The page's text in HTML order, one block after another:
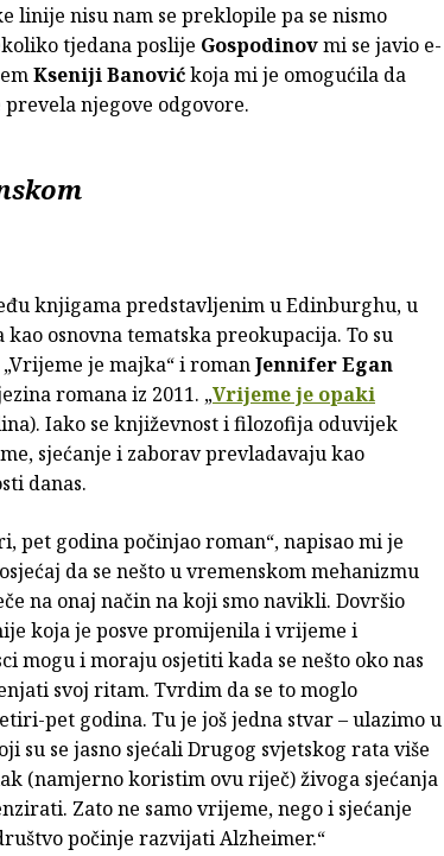
linije nisu nam se preklopile pa se nismo
tjedana poslije Gospodinovmi se javio e-
Kseniji Banovićkoja mi je omogućila da
njegove odgovore.
knjigama predstavljenim u Edinburghu, u
osnovna tematska preokupacija. To su
„Vrijeme je majka“ i romanJennifer Egan
romana iz 2011. „Vrijeme je opaki
Iako se književnost i filozofija oduvijek
sjećanje i zaborav prevladavaju kao
danas.
pet godina počinjao roman“, napisao mi je
da se nešto u vremenskom mehanizmu
na onaj način na koji smo navikli. Dovršio
koja je posve promijenila i vrijeme i
mogu i moraju osjetiti kada se nešto oko nas
svoj ritam. Tvrdim da se to moglo
pet godina. Tu je još jedna stvar – ulazimo u
su se jasno sjećali Drugog svjetskog rata više
(namjerno koristim ovu riječ) živoga sjećanja
Zato ne samo vrijeme, nego i sjećanje
počinje razvijati Alzheimer.“